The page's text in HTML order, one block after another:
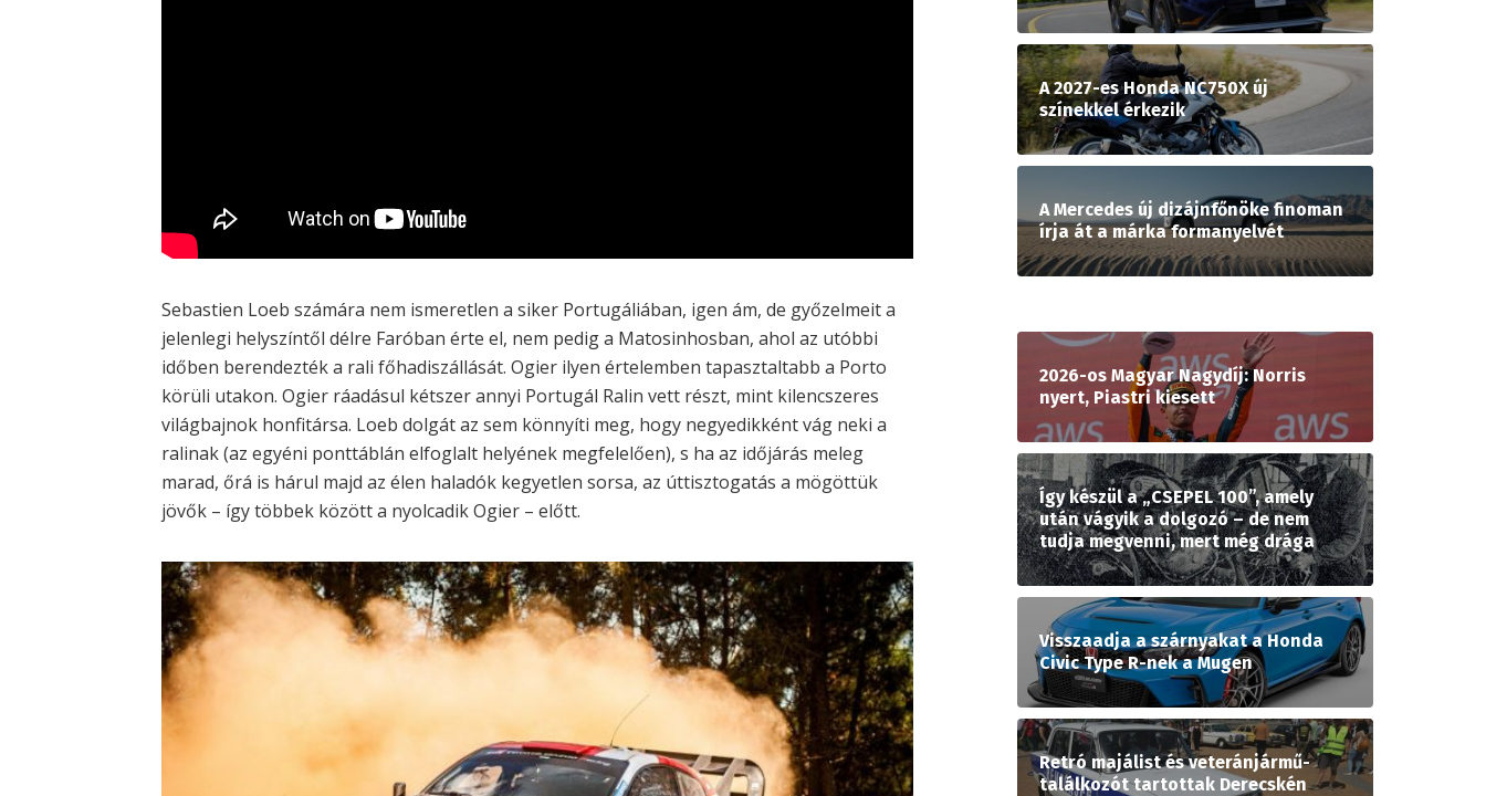
Sebastien Loeb számára nem ismeretlen a siker Portugáliában, igen ám, de győzelmeit a
jelenlegi helyszíntől délre Faróban érte el, nem pedig a Matosinhosban, ahol az utóbbi
időben berendezték a rali főhadiszállását. Ogier ilyen értelemben tapasztaltabb a Porto
körüli utakon. Ogier ráadásul kétszer annyi Portugál Ralin vett részt, mint kilencszeres
világbajnok honfitársa. Loeb dolgát az sem könnyíti meg, hogy negyedikként vág neki a
ralinak (az egyéni ponttáblán elfoglalt helyének megfelelően), s ha az időjárás meleg
marad, őrá is hárul majd az élen haladók kegyetlen sorsa, az úttisztogatás a mögöttük
jövők – így többek között a nyolcadik Ogier – előtt.
A 2027-es Honda NC750X új
színekkel érkezik
A Mercedes új dizájnfőnöke finoman
írja át a márka formanyelvét
2026-os Magyar Nagydíj: Norris
nyert, Piastri kiesett
Így készül a „CSEPEL 100”, amely
után vágyik a dolgozó – de nem
tudja megvenni, mert még drága
Visszaadja a szárnyakat a Honda
Civic Type R-nek a Mugen
Retró majálist és veteránjármű-
találkozót tartottak Derecskén